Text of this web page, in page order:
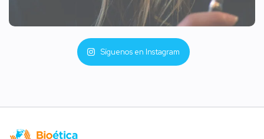
Síguenos en Instagram